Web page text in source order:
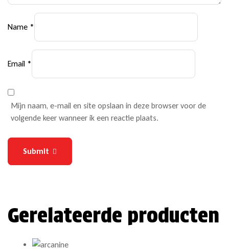
Name *
Email *
Mijn naam, e-mail en site opslaan in deze browser voor de
volgende keer wanneer ik een reactie plaats.
Submit
Gerelateerde producten